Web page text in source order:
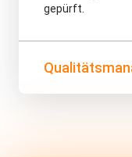
gepürft.